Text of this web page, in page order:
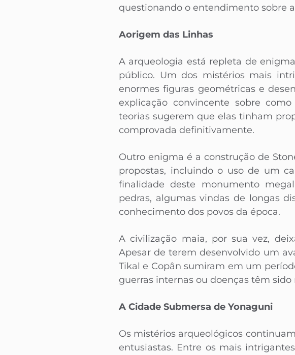
questionando o entendimento sobre
Aorigem das Linhas
A arqueologia está repleta de
público. Um dos mistérios mais
enormes figuras geométricas e
explicação convincente sobre
teorias sugerem que elas tinham
comprovada definitivamente.
Outro enigma é a construção de
propostas, incluindo o uso de um
finalidade deste monumento
pedras, algumas vindas de longas
conhecimento dos povos da época.
A civilização maia, por sua vez,
Apesar de terem desenvolvido um
Tikal e Copân sumiram em um
guerras internas ou doenças têm
A Cidade Submersa de Yonaguni
Os mistérios arqueológicos
entusiastas. Entre os mais